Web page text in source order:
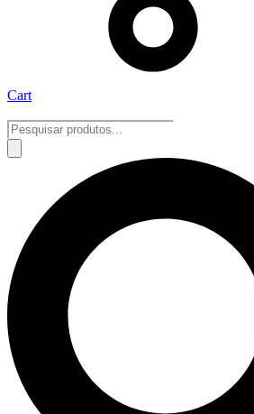
Cart
Pesquisar
produtos